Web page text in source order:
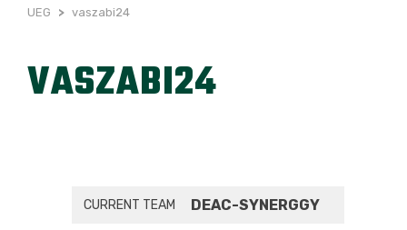
UEG > vaszabi24
VASZABI24
CURRENT TEAM DEAC-SYNERGGY